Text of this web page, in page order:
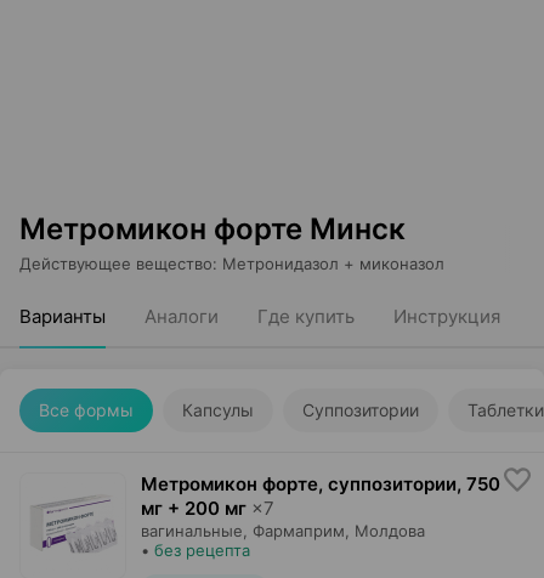
Метромикон форте Минск
Действующее вещество: Метронидазол + миконазол
Варианты Аналоги Где купить Инструкция
Все формы Капсулы Суппозитории Таблетки
Метромикон форте, суппозитории, 750
мг + 200 мг ×7
вагинальные, Фармаприм , Молдова
• без рецепта